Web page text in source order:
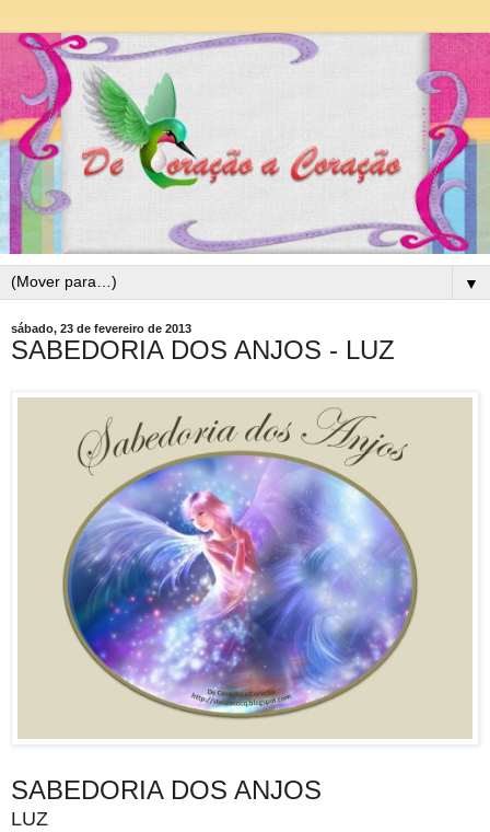
▼
sábado, 23 de fevereiro de 2013
SABEDORIA DOS ANJOS - LUZ
SABEDORIA DOS ANJOS
LUZ